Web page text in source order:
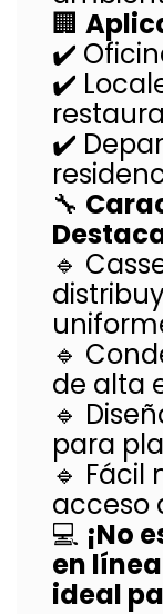
🏢
✔️
✔️
✔️
🔧
🔹
🔹
de alta
🔹
para
🔹
acceso
💻 ¡No
en
ideal